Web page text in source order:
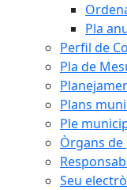
Pla
Perfil de
Pla de
Plans
Ple
Òrgans
Seu